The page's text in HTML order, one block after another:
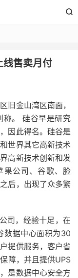

线售卖月付
旧金山湾区南面，
称。 硅谷早是研究
因此得名。硅谷是
世界其它高新技术
高新技术创新和发
果公司、谷歌、脸
后，出现了众多繁
司，经验十足，在
数据中心面积为30
提供服务，客户省
障，并且提供UPS
是数据中心安全方